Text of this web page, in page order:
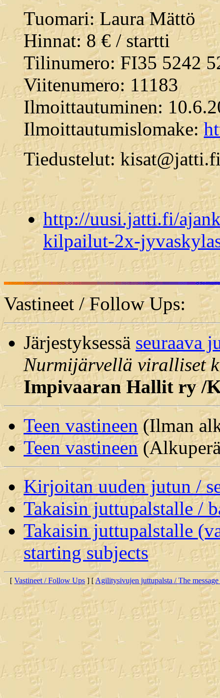
Tuomari: Laura Mättö
Hinnat: 8 € / startti
Tilinumero: FI35 5242
Viitenumero: 11183
Ilmoittautuminen:
Ilmoittautumislomake:
Tiedustelut:
http://uusi.jatti.fi/
kilpailut-2x-
Vastineet / Follow Ups:
Järjestyksessä seuraava
Nurmijärvellä viralliset
Impivaaran Hallit ry /
Teen vastineen (Ilman
Teen vastineen
Kirjoitan uuden jutun /
Takaisin juttupalstalle /
Takaisin juttupalstalle
starting subjects
[ Vastineet / Follow Ups ] [Agilitysivujen juttupalsta / The